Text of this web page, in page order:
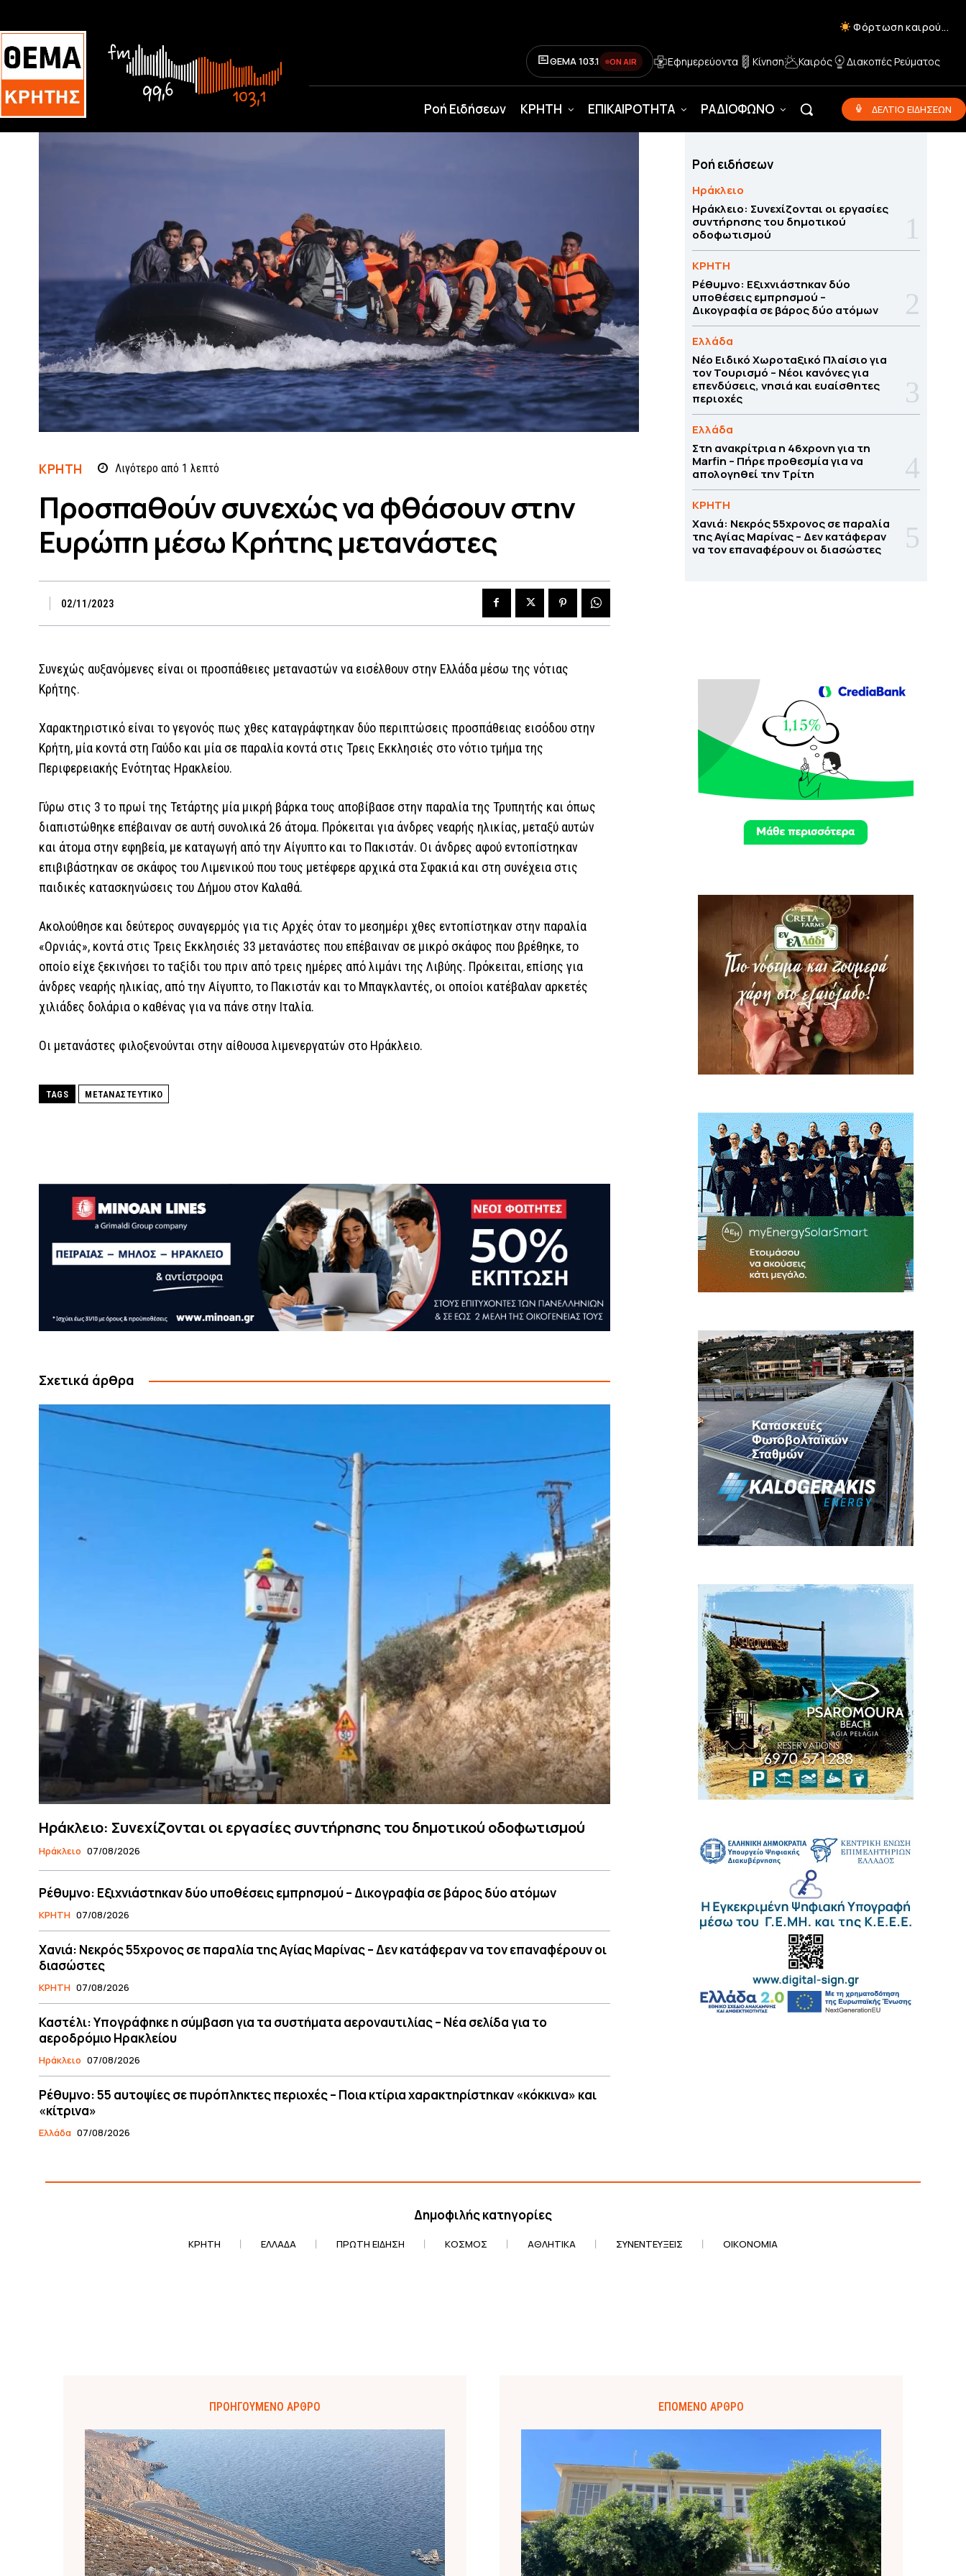
Φόρτωση καιρού...
ΘΕΜΑ 103.1 ON AIR Εφημερεύοντα Κίνηση Καιρός Διακοπές Ρεύματος
Ροή Ειδήσεων ΚΡΗΤΗ ΕΠΙΚΑΙΡΟΤΗΤΑ ΡΑΔΙΟΦΩΝΟ ΔΕΛΤΙΟ ΕΙΔΗΣΕΩΝ
ΚΡΗΤΗ Λιγότερο από 1 λεπτό
Προσπαθούν συνεχώς να φθάσουν στην
Ευρώπη μέσω Κρήτης μετανάστες
02/11/2023
Συνεχώς αυξανόμενες είναι οι προσπάθειες μεταναστών να εισέλθουν στην Ελλάδα μέσω της νότιας
Κρήτης.
Χαρακτηριστικό είναι το γεγονός πως χθες καταγράφτηκαν δύο περιπτώσεις προσπάθειας εισόδου στην
Κρήτη, μία κοντά στη Γαύδο και μία σε παραλία κοντά στις Τρεις Εκκλησιές στο νότιο τμήμα της
Περιφερειακής Ενότητας Ηρακλείου.
Γύρω στις 3 το πρωί της Τετάρτης μία μικρή βάρκα τους αποβίβασε στην παραλία της Τρυπητής και όπως
διαπιστώθηκε επέβαιναν σε αυτή συνολικά 26 άτομα. Πρόκειται για άνδρες νεαρής ηλικίας, μεταξύ αυτών
και άτομα στην εφηβεία, με καταγωγή από την Αίγυπτο και το Πακιστάν. Οι άνδρες αφού εντοπίστηκαν
επιβιβάστηκαν σε σκάφος του Λιμενικού που τους μετέφερε αρχικά στα Σφακιά και στη συνέχεια στις
παιδικές κατασκηνώσεις του Δήμου στον Καλαθά.
Ακολούθησε και δεύτερος συναγερμός για τις Αρχές όταν το μεσημέρι χθες εντοπίστηκαν στην παραλία
«Ορνιάς», κοντά στις Τρεις Εκκλησιές 33 μετανάστες που επέβαιναν σε μικρό σκάφος που βρέθηκε, το
οποίο είχε ξεκινήσει το ταξίδι του πριν από τρεις ημέρες από λιμάνι της Λιβύης. Πρόκειται, επίσης για
άνδρες νεαρής ηλικίας, από την Αίγυπτο, το Πακιστάν και το Μπαγκλαντές, οι οποίοι κατέβαλαν αρκετές
χιλιάδες δολάρια ο καθένας για να πάνε στην Ιταλία.
Οι μετανάστες φιλοξενούνται στην αίθουσα λιμενεργατών στο Ηράκλειο.
TAGS ΜΕΤΑΝΑΣΤΕΥΤΙΚΟ
Σχετικά άρθρα
Ηράκλειο: Συνεχίζονται οι εργασίες συντήρησης του δημοτικού οδοφωτισμού
Ηράκλειο 07/08/2026
Ρέθυμνο: Εξιχνιάστηκαν δύο υποθέσεις εμπρησμού – Δικογραφία σε βάρος δύο ατόμων
ΚΡΗΤΗ 07/08/2026
Χανιά: Νεκρός 55χρονος σε παραλία της Αγίας Μαρίνας – Δεν κατάφεραν να τον επαναφέρουν οι
διασώστες
ΚΡΗΤΗ 07/08/2026
Καστέλι: Υπογράφηκε η σύμβαση για τα συστήματα αεροναυτιλίας – Νέα σελίδα για το
αεροδρόμιο Ηρακλείου
Ηράκλειο 07/08/2026
Ρέθυμνο: 55 αυτοψίες σε πυρόπληκτες περιοχές – Ποια κτίρια χαρακτηρίστηκαν «κόκκινα» και
«κίτρινα»
Ελλάδα 07/08/2026
Ροή ειδήσεων
Ηράκλειο
Ηράκλειο: Συνεχίζονται οι εργασίες
συντήρησης του δημοτικού
οδοφωτισμού
ΚΡΗΤΗ
Ρέθυμνο: Εξιχνιάστηκαν δύο
υποθέσεις εμπρησμού –
Δικογραφία σε βάρος δύο ατόμων
Ελλάδα
Νέο Ειδικό Χωροταξικό Πλαίσιο για
τον Τουρισμό – Νέοι κανόνες για
επενδύσεις, νησιά και ευαίσθητες
περιοχές
Ελλάδα
Στη ανακρίτρια η 46χρονη για τη
Marfin – Πήρε προθεσμία για να
απολογηθεί την Τρίτη
ΚΡΗΤΗ
Χανιά: Νεκρός 55χρονος σε παραλία
της Αγίας Μαρίνας – Δεν κατάφεραν
να τον επαναφέρουν οι διασώστες
Δημοφιλής κατηγορίες
ΚΡΗΤΗ ΕΛΛΆΔΑ ΠΡΏΤΗ ΕΊΔΗΣΗ ΚΌΣΜΟΣ ΑΘΛΗΤΙΚΆ ΣΥΝΕΝΤΕΎΞΕΙΣ ΟΙΚΟΝΟΜΊΑ
ΠΡΟΗΓΟΎΜΕΝΟ ΆΡΘΡΟ ΕΠΌΜΕΝΟ ΆΡΘΡΟ